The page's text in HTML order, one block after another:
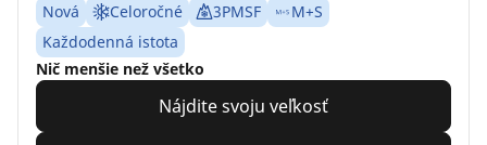
Nová Celoročné 3PMSF
M+S
Každodenná istota
Nič menšie než všetko
Nájdite svoju veľkosť